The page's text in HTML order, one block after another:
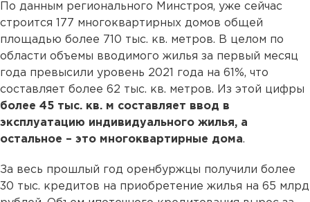
По данным регионального Минстроя, уже сейчас
строится 177 многоквартирных домов общей
площадью более 710 тыс. кв. метров. В целом по
области объемы вводимого жилья за первый месяц
года превысили уровень 2021 года на 61%, что
составляет более 62 тыс. кв. метров. Из этой цифры
более 45 тыс. кв. м составляет ввод в
эксплуатацию индивидуального жилья, а
остальное – это многоквартирные дома.
За весь прошлый год оренбуржцы получили более
30 тыс. кредитов на приобретение жилья на 65 млрд